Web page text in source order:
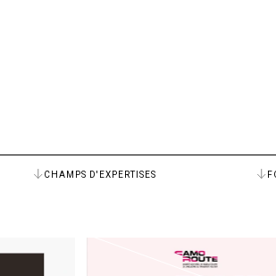
CHAMPS D'EXPERTISES